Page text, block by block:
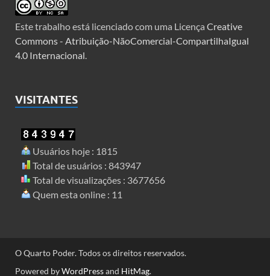
Este trabalho está licenciado com uma Licença Creative
Commons - Atribuição-NãoComercial-CompartilhaIgual
4.0 Internacional.
VISITANTES
Usuários hoje : 1815
Total de usuários : 843947
Total de visualizações : 3677656
Quem esta online : 11
O Quarto Poder. Todos os direitos reservados.
Powered byWordPressand HitMag.